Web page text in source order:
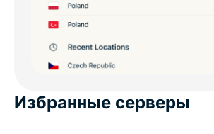
Избранные серверы